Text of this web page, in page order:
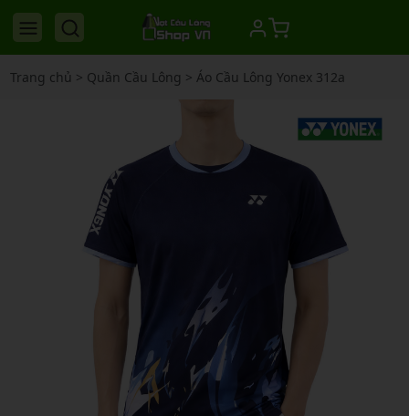
Trang chủ > Quần Cầu Lông > Áo Cầu Lông Yonex 312a